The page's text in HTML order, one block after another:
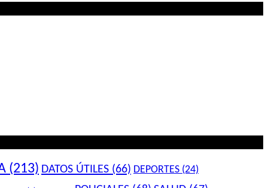
(213) DATOS ÚTILES (66) DEPORTES (24)